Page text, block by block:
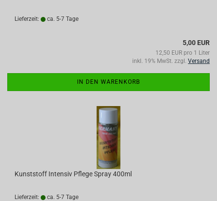
Lieferzeit: ca. 5-7 Tage
5,00 EUR
12,50 EUR pro 1 Liter
inkl. 19% MwSt. zzgl. Versand
IN DEN WARENKORB
Kunststoff Intensiv Pflege Spray 400ml
Lieferzeit: ca. 5-7 Tage